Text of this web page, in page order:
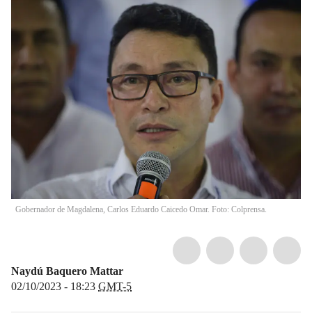
Gobernador de Magdalena, Carlos Eduardo Caicedo Omar. Foto: Colprensa.
Naydú Baquero Mattar
02/10/2023 - 18:23 GMT-5